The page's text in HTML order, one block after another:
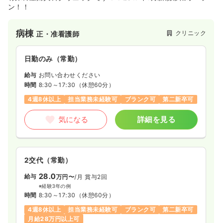
ン！！
病棟正・准看護師 クリニック
日勤のみ（常勤）
給与 お問い合わせください
時間 8:30～17:30 （休憩60分）
4週8休以上
担当業務未経験可 ブランク可 第二新卒可
気になる 詳細を見る
2交代（常勤）
給与 28.0万円〜/月 賞与2回
※経験3年の例
時間 8:30～17:30 （休憩60分）
4週8休以上
担当業務未経験可 ブランク可
第二新卒可
月給28万円以上可